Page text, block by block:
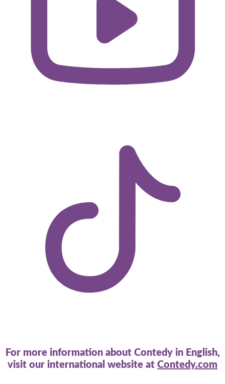
For more information about Contedy in English,
visit our international website at Contedy.com